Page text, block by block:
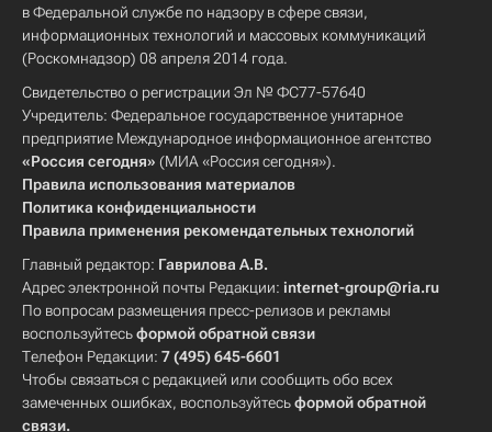
в Федеральной службе по надзору в сфере связи,
информационных технологий и массовых коммуникаций
(Роскомнадзор) 08 апреля 2014 года.
Свидетельство о регистрации Эл № ФС77-57640
Учредитель: Федеральное государственное унитарное
предприятие Международное информационное агентство
«Россия сегодня» (МИА «Россия сегодня»).
Правила использования материалов
Политика конфиденциальности
Правила применения рекомендательных технологий
Главный редактор: Гаврилова А.В.
Адрес электронной почты Редакции: internet-group@ria.ru
По вопросам размещения пресс-релизов и рекламы
воспользуйтесьформой обратной связи
Телефон Редакции: 7 (495) 645-6601
Чтобы связаться с редакцией или сообщить обо всех
замеченных ошибках, воспользуйтесьформой обратной
связи.